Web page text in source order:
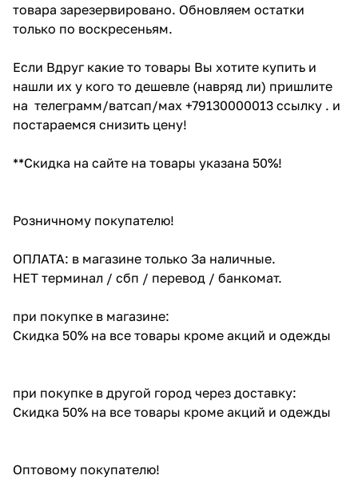
товара зарезервировано. Обновляем остатки
только по воскресеньям.
Если Вдруг какие то товары Вы хотите купить и
нашли их у кого то дешевле (навряд ли) пришлите
на телеграмм/ватсап/мах +79130000013 ссылку . и
постараемся снизить цену!
**Скидка на сайте на товары указана 50%!
Розничному покупателю!
ОПЛАТА: в магазине только За наличные.
НЕТ терминал / сбп / перевод / банкомат.
при покупке в магазине:
Скидка 50% на все товары кроме акций и одежды
при покупке в другой город через доставку:
Скидка 50% на все товары кроме акций и одежды
Оптовому покупателю!